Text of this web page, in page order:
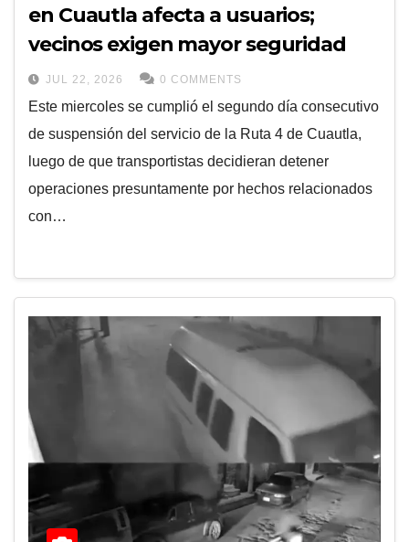
en Cuautla afecta a usuarios;
vecinos exigen mayor seguridad
JUL 22, 2026 0 COMMENTS
Este miercoles se cumplió el segundo día consecutivo
de suspensión del servicio de la Ruta 4 de Cuautla,
luego de que transportistas decidieran detener
operaciones presuntamente por hechos relacionados
con…